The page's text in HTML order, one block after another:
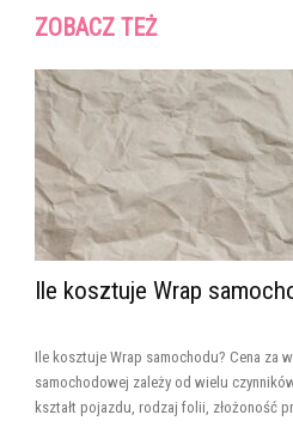
ZOBACZ TEŻ
Ile kosztuje Wrap
Ile kosztuje Wrap samochodu? Cena za
samochodowej zależy od wielu
kształt pojazdu, rodzaj folii, złożoność